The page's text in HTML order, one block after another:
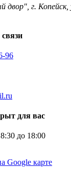
двор", г. Копейск,
96
для вас
до 18:00
Google карте